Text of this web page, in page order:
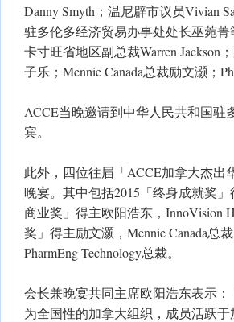
Danny Smyth；温尼辟市议员Vivian
驻多伦多经济贸易办事处处长巫菀
卡寸旺省地区副总裁Warren
子乐；Mennie Canada总裁励文灏；
ACCE当晚邀请到中华人民共和国
宾。
此外，四位往届「ACCE加拿大杰
晚宴。其中包括2015「终身成就奖
商业奖」得主欧阳浩东，InnoVision
奖」得主励文灏，Mennie Canada总
PharmEng Technology总裁。
会长兼晚宴共同主席欧阳浩东表示
为全国性的加拿大组织，成员活跃